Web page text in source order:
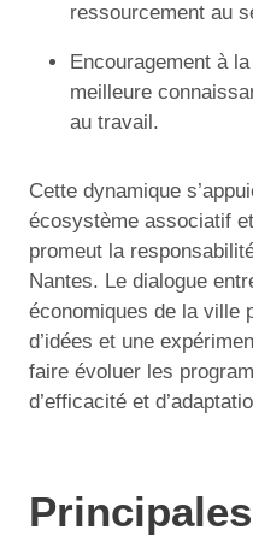
ressourcement au
Encouragement à
meilleure
au travail.
Cette dynamique
écosystème associatif
promeut la
Nantes. Le dialogue
économiques de la ville
d’idées et une
faire évoluer les
d’efficacité et